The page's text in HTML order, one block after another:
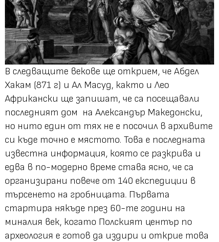
В следващите векове ще открием, че Абдел
Хакам (871 г) и Ал Масуд, както и Лео
Африкански ще запишат, че са посещавали
последният дом на Александър Македонски,
но нито един от тях не е посочил в архивите
си къде точно е мястото. Това е последната
известна информация, която се разкрива и
едва в по-модерно време става ясно, че са
организирани повече от 140 експедиции в
търсенето на гробницата. Първата
стартира някъде през 60-те години на
миналия век, когато Полският център по
археология е готов да издири и открие това